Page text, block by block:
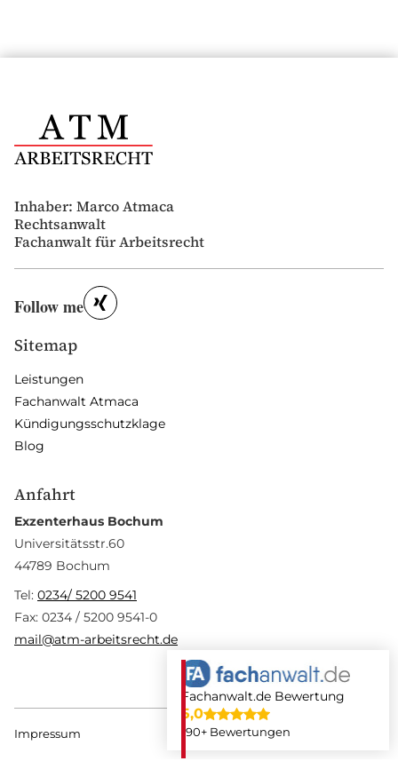
Inhaber: Marco Atmaca
Rechtsanwalt
Fachanwalt für Arbeitsrecht
Follow me
Sitemap
Leistungen
Fachanwalt Atmaca
Kündigungsschutzklage
Blog
Anfahrt
Exzenterhaus Bochum
Universitätsstr.60
44789 Bochum
Tel: 0234/ 5200 9541
Fax: 0234 / 5200 9541-0
mail@atm-arbeitsrecht.de
Impressum
Fachanwalt.de Bewertung
5,0
190+ Bewertungen